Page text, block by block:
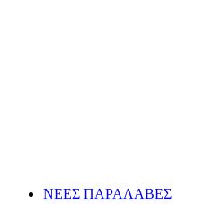
ΝΕΕΣ ΠΑΡΑΛΑΒΕΣ